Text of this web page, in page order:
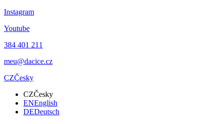
Instagram
Youtube
384 401 211
meu@dacice.cz
CZČesky
CZČesky
ENEnglish
DEDeutsch